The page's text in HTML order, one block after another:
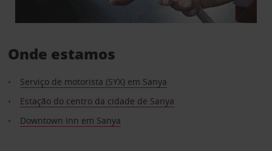
Onde estamos
Serviço de motorista (SYX) em Sanya
Estação do centro da cidade de Sanya
Downtown Inn em Sanya